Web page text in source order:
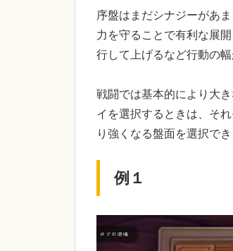
序盤はまだシナジーがあ
力を守ることで有利な展
行して上げるなど行動の幅
戦闘では基本的により大
イを選択するときは、そ
り強くなる盤面を選択でき
例１